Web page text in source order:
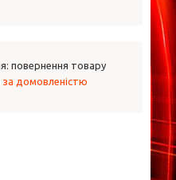
повернення товару
за домовленістю